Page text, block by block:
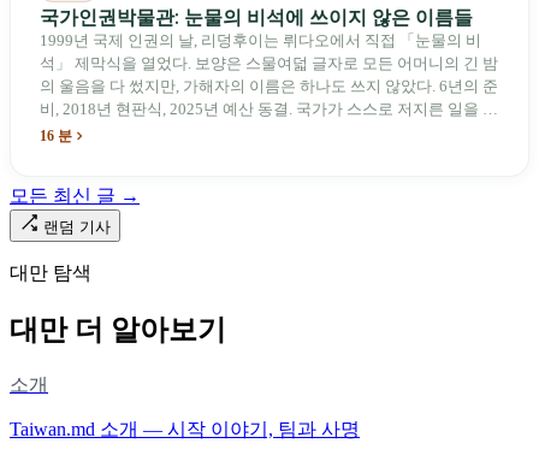
국가인권박물관: 눈물의 비석에 쓰이지 않은 이름들
1999년 국제 인권의 날, 리덩후이는 뤼다오에서 직접 「눈물의 비
석」 제막식을 열었다. 보양은 스물여덟 글자로 모든 어머니의 긴 밤
의 울음을 다 썼지만, 가해자의 이름은 하나도 쓰지 않았다. 6년의 준
비, 2018년 현판식, 2025년 예산 동결. 국가가 스스로 저지른 일을 기
념하기 위해 스스로 세운 박물관. 계엄 해제 39년 동안 사법 재판을
16 분
모든 최신 글 →
랜덤 기사
대만 탐색
대만 더 알아보기
소개
Taiwan.md 소개 — 시작 이야기, 팀과 사명